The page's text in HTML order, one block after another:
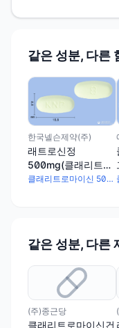
같은 성분, 다른
한국넬슨제약(주)
래트로신정
500mg(클래리트로
마이신)
클래리트로마이신 500mg
같은 성분, 다른
(주)종근당
클래리트로마이신건